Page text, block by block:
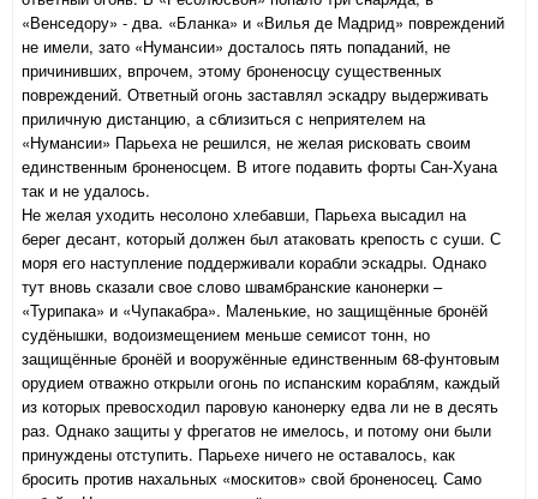
«Венседору» - два. «Бланка» и «Вилья де Мадрид» повреждений
не имели, зато «Нумансии» досталось пять попаданий, не
причинивших, впрочем, этому броненосцу существенных
повреждений. Ответный огонь заставлял эскадру выдерживать
приличную дистанцию, а сблизиться с неприятелем на
«Нумансии» Парьеха не решился, не желая рисковать своим
единственным броненосцем. В итоге подавить форты Сан-Хуана
так и не удалось.
Не желая уходить несолоно хлебавши, Парьеха высадил на
берег десант, который должен был атаковать крепость с суши. С
моря его наступление поддерживали корабли эскадры. Однако
тут вновь сказали свое слово швамбранские канонерки –
«Турипака» и «Чупакабра». Маленькие, но защищённые бронёй
судёнышки, водоизмещением меньше семисот тонн, но
защищённые бронёй и вооружённые единственным 68-фунтовым
орудием отважно открыли огонь по испанским кораблям, каждый
из которых превосходил паровую канонерку едва ли не в десять
раз. Однако защиты у фрегатов не имелось, и потому они были
принуждены отступить. Парьехе ничего не оставалось, как
бросить против нахальных «москитов» свой броненосец. Само